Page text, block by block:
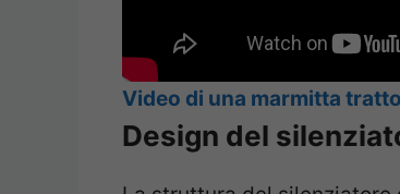
Video di una marmitta
Design del